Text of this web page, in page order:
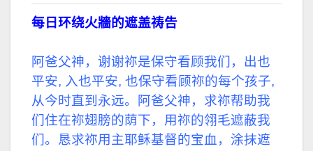
每日环绕火牆的遮盖祷告
阿爸父神，谢谢祢是保守看顾我们，出也
平安, 入也平安, 也保守看顾祢的每个孩子,
从今时直到永远。阿爸父神，求祢帮助我
们住在祢翅膀的荫下，用祢的翎毛遮蔽我
们。恳求祢用主耶稣基督的宝血，涂抹遮